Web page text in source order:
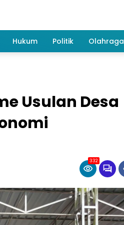
Hukum Politik Olahraga
Usulan Desa
332